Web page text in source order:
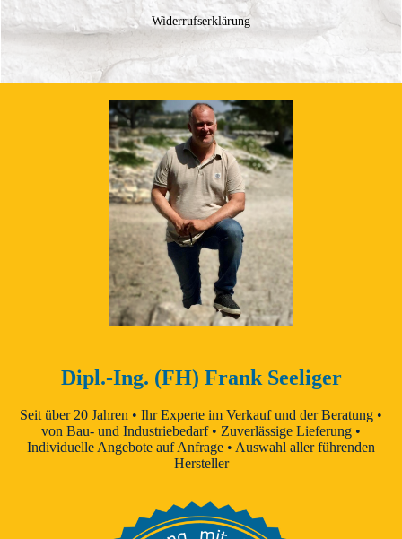
Widerrufserklärung
Dipl.-Ing. (FH) Frank Seeliger
Seit über 20 Jahren • Ihr Experte im Verkauf und der Beratung •
von Bau- und Industriebedarf • Zuverlässige Lieferung •
Individuelle Angebote auf Anfrage • Auswahl aller führenden
Hersteller